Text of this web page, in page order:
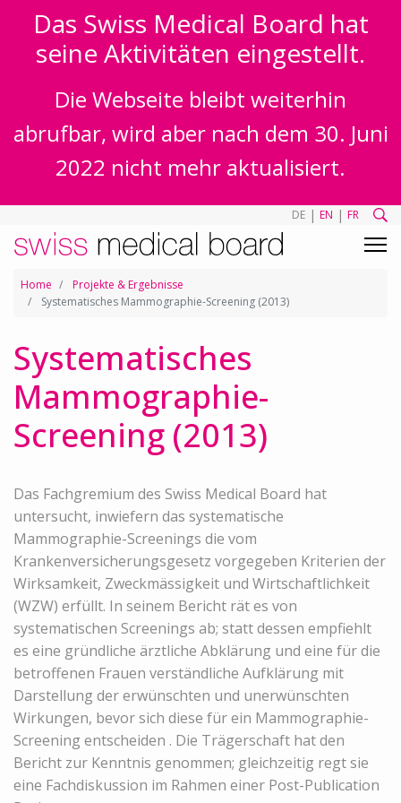
Das Swiss Medical Board hat
seine Aktivitäten eingestellt.
Die Webseite bleibt weiterhin
abrufbar, wird aber nach dem 30. Juni
2022 nicht mehr aktualisiert.
DE | EN | FR
Home
Projekte & Ergebnisse
Systematisches Mammographie-Screening (2013)
Systematisches
Mammographie-
Screening (2013)
Das Fachgremium des Swiss Medical Board hat
untersucht, inwiefern das systematische
Mammographie-Screenings die vom
Krankenversicherungsgesetz vorgegeben Kriterien der
Wirksamkeit, Zweckmässigkeit und Wirtschaftlichkeit
(WZW) erfüllt. In seinem Bericht rät es von
systematischen Screenings ab; statt dessen empfiehlt
es eine gründliche ärztliche Abklärung und eine für die
betroffenen Frauen verständliche Aufklärung mit
Darstellung der erwünschten und unerwünschten
Wirkungen, bevor sich diese für ein Mammographie-
Screening entscheiden . Die Trägerschaft hat den
Bericht zur Kenntnis genommen; gleichzeitig regt sie
eine Fachdiskussion im Rahmen einer Post-Publication